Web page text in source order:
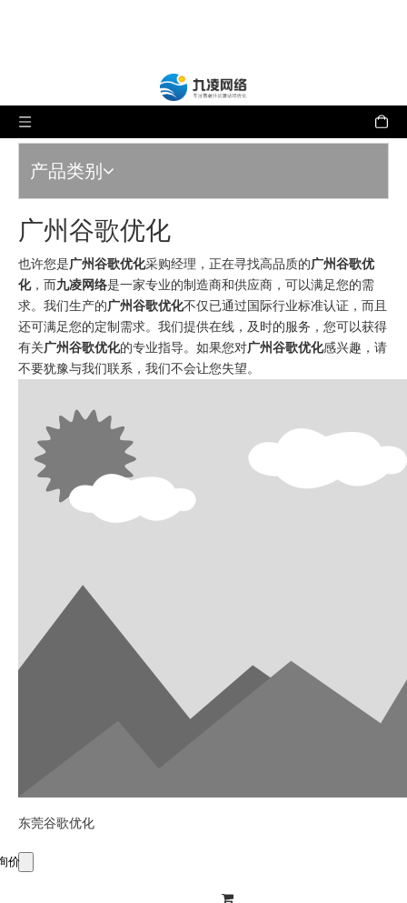
产品类别
广州谷歌优化
也许您是广州谷歌优化采购经理，正在寻找高品质的广州谷歌优
化，而 九凌网络是一家专业的制造商和供应商，可以满足您的需
求。我们生产的广州谷歌优化不仅已通过国际行业标准认证，而且
还可满足您的定制需求。我们提供在线，及时的服务，您可以获得
有关广州谷歌优化的专业指导。如果您对广州谷歌优化感兴趣，请
不要犹豫与我们联系，我们不会让您失望。
东莞谷歌优化
价